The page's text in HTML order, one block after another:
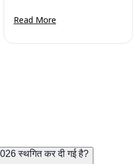
Read More
स्थगित कर दी गई है?